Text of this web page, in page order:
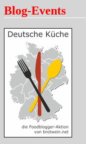
Blog-Events